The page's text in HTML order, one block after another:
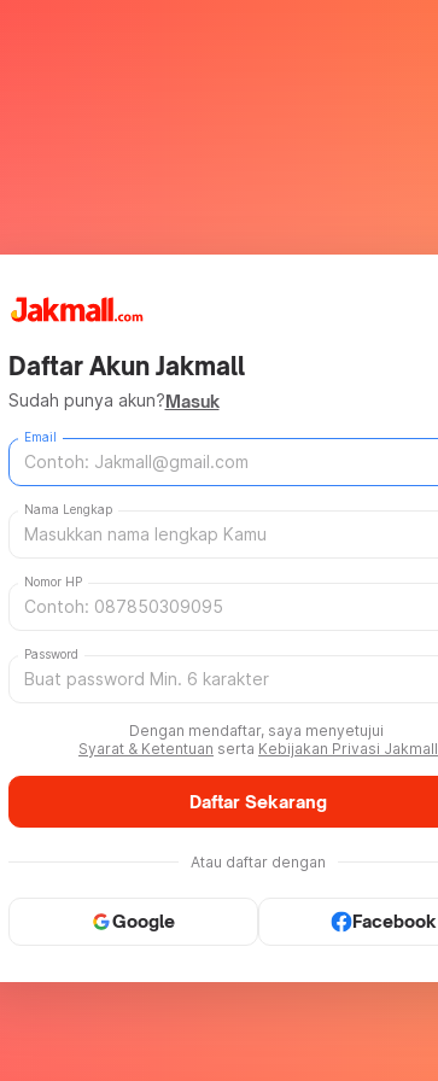
Daftar Akun Jakmall
Sudah punya akun?Masuk
Email
Nama Lengkap
Nomor HP
Password
Dengan mendaftar, saya menyetujui
Syarat & Ketentuan serta Kebijakan Privasi Jakmall
Daftar Sekarang
Atau daftar dengan
Google Facebook